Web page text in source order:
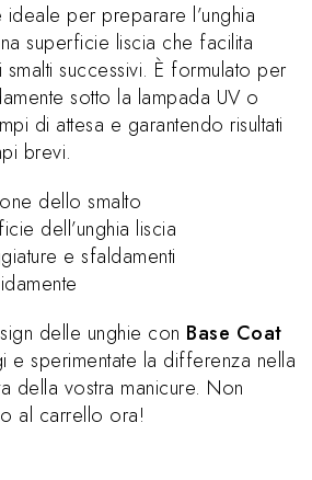
ideale per preparare l’unghia
superficie liscia che facilita
successivi. È formulato per
sotto la lampada UV o
di attesa e garantendo risultati
brevi.
dello smalto
dell’unghia liscia
e sfaldamenti
delle unghie con Base Coat
e sperimentate la differenza nella
della vostra manicure. Non
al carrello ora!